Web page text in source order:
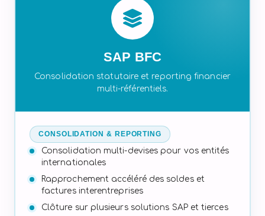
SAP BFC
Consolidation statutaire et reporting financier
multi-référentiels.
CONSOLIDATION & REPORTING
Consolidation multi-devises pour vos entités
internationales
Rapprochement accéléré des soldes et
factures interentreprises
Clôture sur plusieurs solutions SAP et tierces